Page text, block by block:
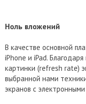
Ноль вложений
В качестве основной
iPhone и iPad.
картинки (refresh rate)
выбранной нами
экранов с